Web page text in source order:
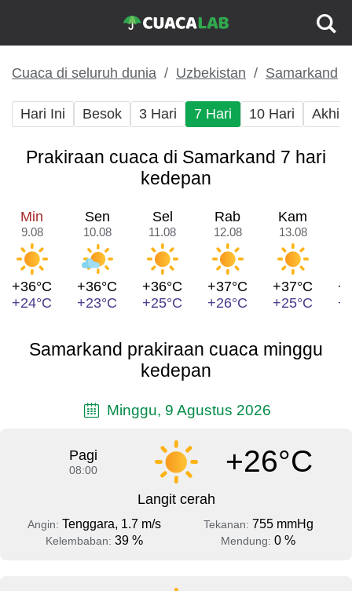
Cuaca di seluruh dunia Uzbekistan Samarkand
Hari Ini Besok 3 Hari 7 Hari 10 Hari Akhir
Prakiraan cuaca di Samarkand 7 hari
kedepan
Min
9.08
+36°C
+24°C
Sen
10.08
+36°C
+23°C
Sel
11.08
+36°C
+25°C
Rab
12.08
+37°C
+26°C
Kam
13.08
+37°C
+25°C
Samarkand prakiraan cuaca minggu
kedepan
Minggu, 9 Agustus 2026
Pagi
08:00 +26°C
Langit cerah
Angin: Tenggara, 1.7 m/s Tekanan: 755 mmHg
Kelembaban: 39 % Mendung: 0 %